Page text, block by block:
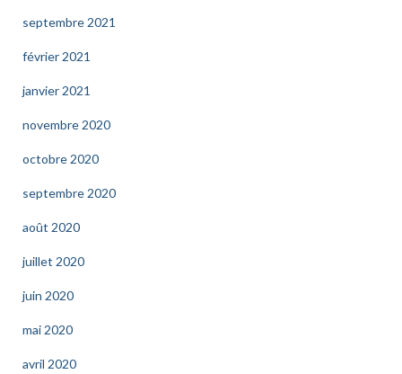
septembre 2021
février 2021
janvier 2021
novembre 2020
octobre 2020
septembre 2020
août 2020
juillet 2020
juin 2020
mai 2020
avril 2020